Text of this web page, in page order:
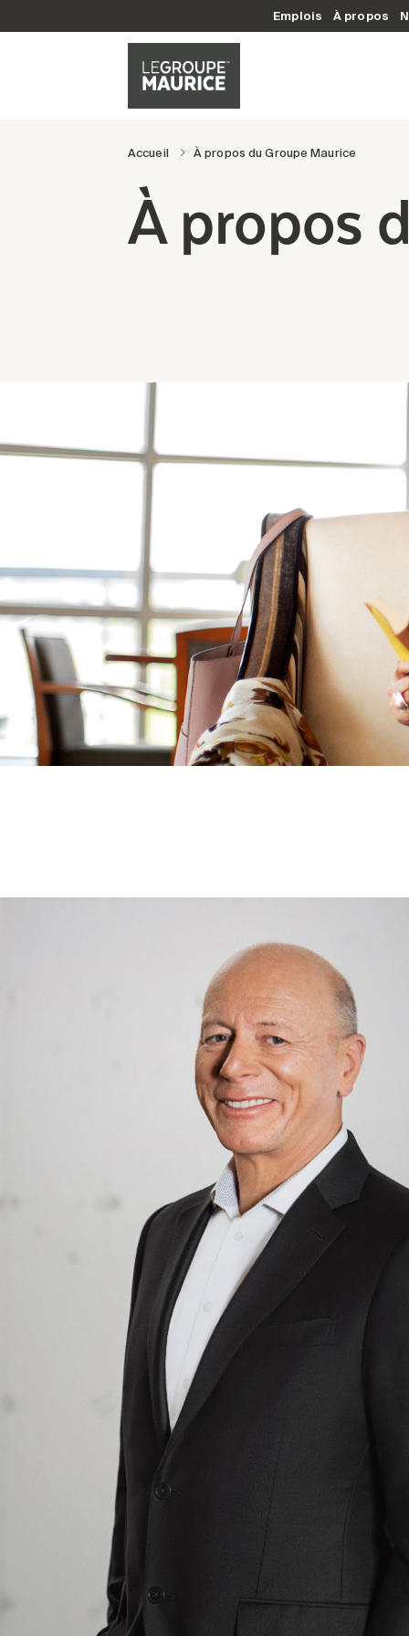
Emplois À propos
Accueil À propos du Groupe Maurice
À propos